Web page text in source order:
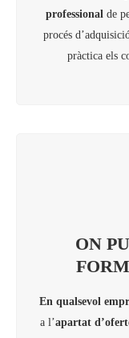
professional de
procés
pràctica els
ON
En qualsevol
a l’apartat